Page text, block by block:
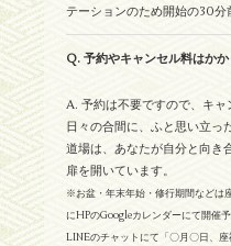
テーションのため開始の30分
Q. 予約やキャンセル料はかか
A. 予約は不要ですので、キ
日々の合間に、ふと思い立っ
道場は、あなたが自分と向き
扉を開いています。
※お盆・年末年始・修行期間などは
にHPのGoogleカレンダーにて開催
LINEのチャットにて「〇月〇日、